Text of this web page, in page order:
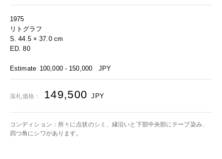
1975
リトグラフ
S. 44.5 × 37.0 cm
ED. 80
Estimate 100,000 - 150,000 JPY
落札価格： 149,500 JPY
コンディション：所々に点状のシミ、縁沿いと下部中央部にテープ染み、
四つ角にシワがあります。